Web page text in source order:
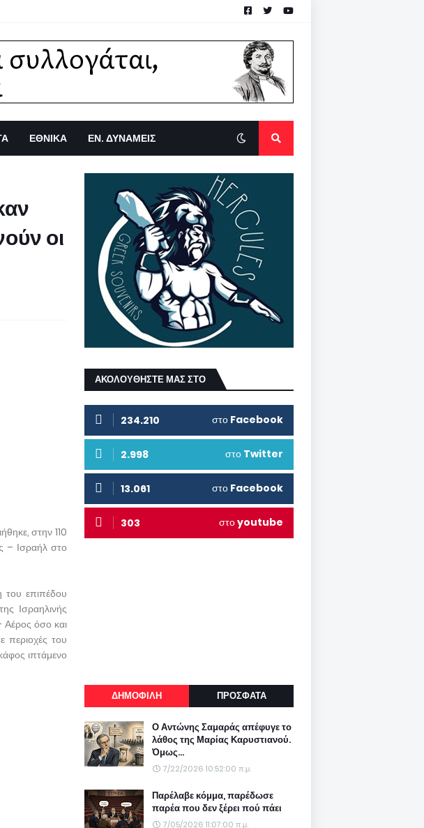
ΕΘΝΙΚΑ ΕΝ. ΔΥΝΑΜΕΙΣ
οι
στην 110
– Ισραήλ στο
του επιπέδου
Ισραηλινής
Αέρος όσο και
περιοχές του
ιπτάμενο
ΑΚΟΛΟΥΘΗΣΤΕ ΜΑΣ ΣΤΟ
234.210 στο Facebook
2.998 στο Twitter
13.061 στο Facebook
303 στοyoutube
ΔΗΜΟΦΙΛΗ ΠΡΟΣΦΑΤΑ
Ο Αντώνης Σαμαράς απέφυγε το
λάθος της Μαρίας Καρυστιανού.
Όμως...
7/22/2026 10:52:00 π.μ.
Παρέλαβε κόμμα, παρέδωσε
παρέα που δεν ξέρει πού πάει
7/05/2026 11:07:00 π.μ.